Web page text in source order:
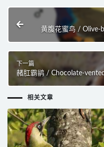
黄腹花蜜鸟 / Olive-
下一篇
赭肛霸鹟 / Chocolate-
rufiventris
相关文章